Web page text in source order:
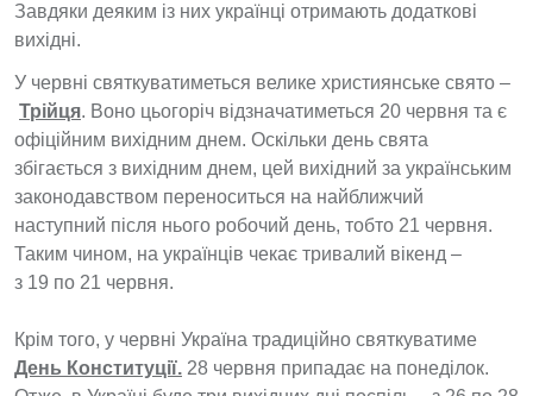
Завдяки деяким із них українці отримають додаткові
вихідні.
У червні святкуватиметься велике християнське свято –
Трійця. Воно цьогоріч відзначатиметься 20 червня та є
офіційним вихідним днем. Оскільки день свята
збігається з вихідним днем, цей вихідний за українським
законодавством переноситься на найближчий
наступний після нього робочий день, тобто 21 червня.
Таким чином, на українців чекає тривалий вікенд –
з 19 по 21 червня.
Крім того, у червні Україна традиційно святкуватиме
День Конституції. 28 червня припадає на понеділок.